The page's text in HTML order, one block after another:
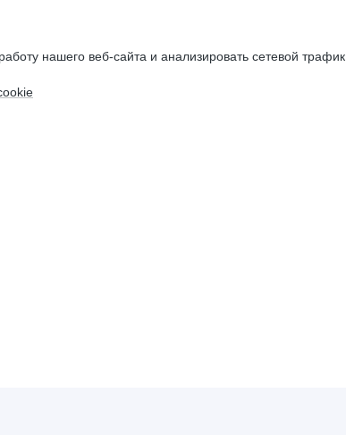
нашего веб-сайта и анализировать сетевой трафик.